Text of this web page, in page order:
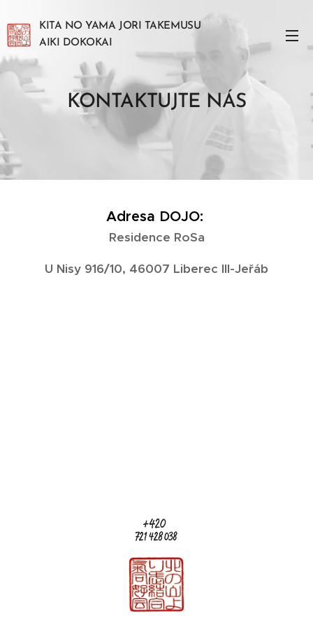
KITA NO YAMA JORI TAKEMUSU
AIKI DOKOKAI
KONTAKTUJTE NÁS
Adresa DOJO:
Residence RoSa
U Nisy 916/10, 46007 Liberec III-Jeřáb